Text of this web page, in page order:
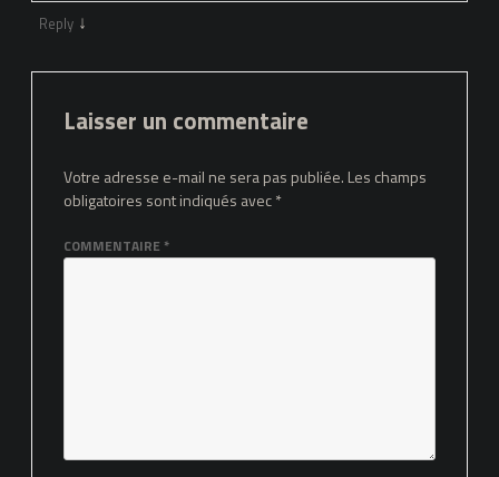
Reply ↓
Laisser un commentaire
Votre adresse e-mail ne sera pas publiée. Les champs
obligatoires sont indiqués avec*
COMMENTAIRE *